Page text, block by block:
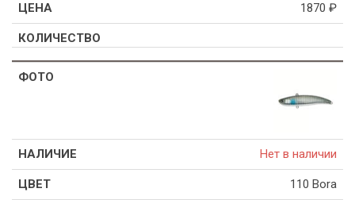
1870 ₽
Нет в наличии
110 Bora